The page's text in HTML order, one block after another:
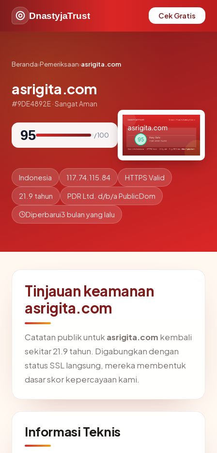
DnastyjaTrust Cek Gratis
Beranda›Pemeriksaan›asrigita.com
asrigita.com
#9DE4892E · Sangat Aman
95 / 100
Indonesia 117.74.115.84 HTTPS Valid
21.9 tahun PDR Ltd. d/b/a PublicDom
Diperbarui3 bulan yang lalu
Tinjauan keamanan
asrigita.com
Catatan publik untuk asrigita.com kembali
sekitar 21.9 tahun. Digabungkan dengan
status SSL langsung, mereka membentuk
dasar skor kepercayaan kami.
Informasi Teknis